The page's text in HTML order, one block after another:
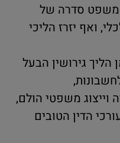
משפט סדרה של
ואף יזרז הליכי
גירושין הבעל
וייצוג משפטי הולם,
הדין הטובים